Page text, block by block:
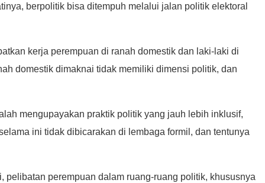
berpolitik bisa ditempuh melalui jalan politik elektoral
kerja perempuan di ranah domestik dan laki-laki di
domestik dimaknai tidak memiliki dimensi politik, dan
mengupayakan praktik politik yang jauh lebih inklusif,
ini tidak dibicarakan di lembaga formil, dan tentunya
perempuan dalam ruang-ruang politik, khususnya